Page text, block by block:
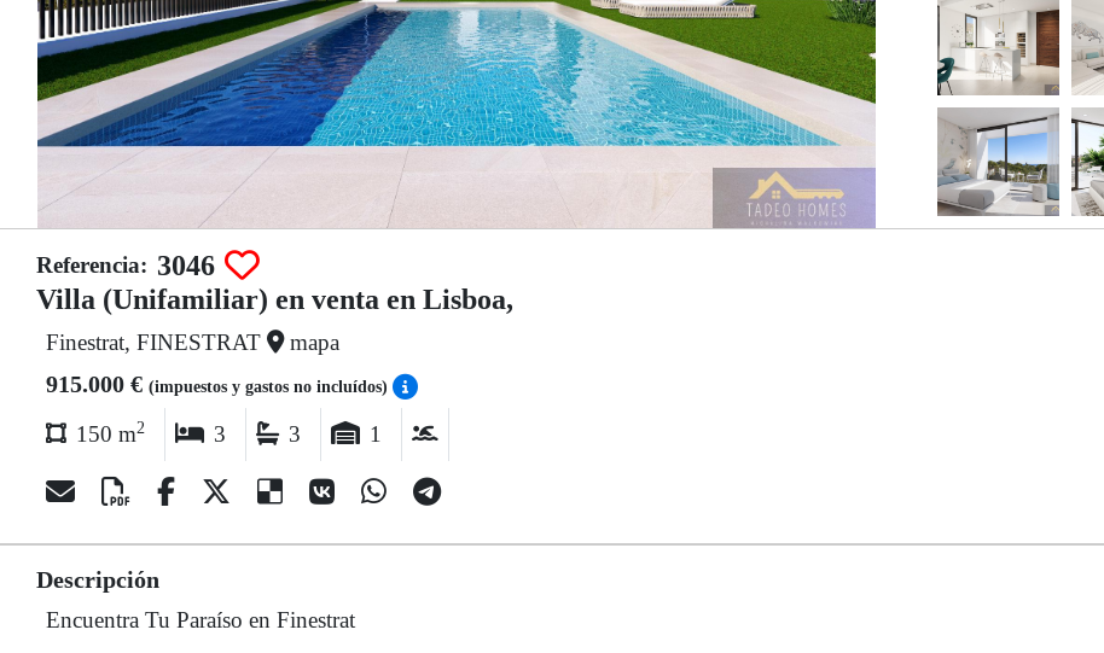
Referencia: 3046
Villa (Unifamiliar) en venta en Lisboa,
Finestrat, FINESTRAT mapa
915.000 € (impuestos y gastos no incluídos)
150 m2 3 3 1
Descripción
Encuentra Tu Paraíso en Finestrat